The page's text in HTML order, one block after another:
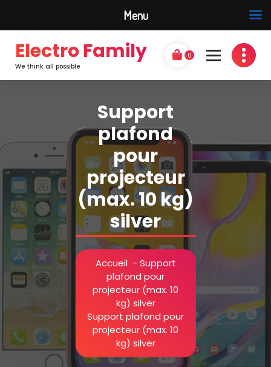
Electro Family
We think all possible
0
Support
plafond
pour
projecteur
(max. 10 kg)
silver
Accueil- Support
plafond pour
projecteur (max. 10
kg) silver
Support plafond pour
projecteur (max. 10
kg) silver
Menu